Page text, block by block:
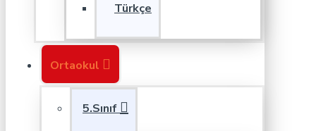
Türkçe
Ortaokul
5.Sınıf